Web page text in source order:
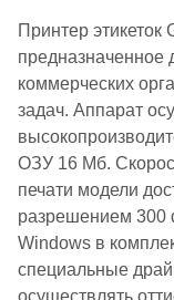
Принтер
предназначенное
коммерческих
задач. Аппарат
ОЗУ 16 Мб.
печати модели
разрешением 300
Windows в
специальные
осуществлять